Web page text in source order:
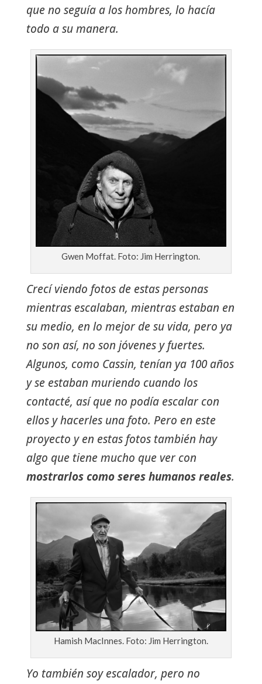
que no seguía a los hombres, lo hacía
todo a su manera.
Gwen Moffat. Foto: Jim Herrington.
Crecí viendo fotos de estas personas
mientras escalaban, mientras estaban en
su medio, en lo mejor de su vida, pero ya
no son así, no son jóvenes y fuertes.
Algunos, como Cassin, tenían ya 100 años
y se estaban muriendo cuando los
contacté, así que no podía escalar con
ellos y hacerles una foto. Pero en este
proyecto y en estas fotos también hay
algo que tiene mucho que ver con
mostrarlos como seres humanos reales.
Hamish MacInnes. Foto: Jim Herrington.
Yo también soy escalador, pero no